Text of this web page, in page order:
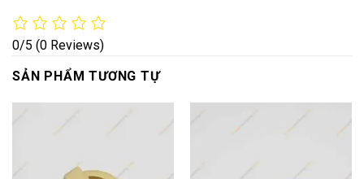
0/5 (0 Reviews)
SẢN PHẨM TƯƠNG TỰ